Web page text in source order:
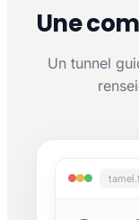
Une
Un tunnel